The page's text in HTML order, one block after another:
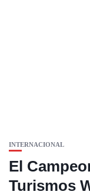
INTERNACIONAL
El
Turismos